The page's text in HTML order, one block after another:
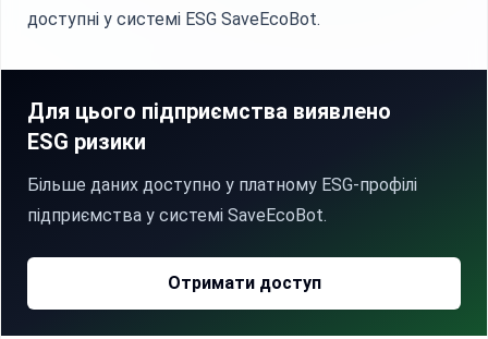
доступні у системі ESG SaveEcoBot.
Для цього підприємства виявлено
ESG ризики
Більше даних доступно у платному ESG-профілі
підприємства у системі SaveEcoBot.
Отримати доступ